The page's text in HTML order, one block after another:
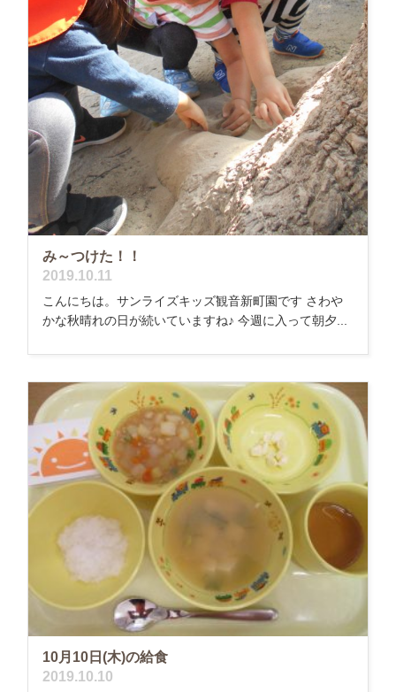
み～つけた！！
2019.10.11
こんにちは。サンライズキッズ観音新町園です さわや
かな秋晴れの日が続いていますね♪ 今週に入って朝夕...
10月10日(木)の給食
2019.10.10